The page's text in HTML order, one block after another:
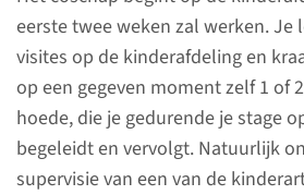
eerste twee weken zal werken. Je
visites op de kinderafdeling en
op een gegeven moment zelf 1 of
hoede, die je gedurende je stage
begeleidt en vervolgt. Natuurlijk
supervisie van een van de
Onderwijs
Coschap bij
Coschap Kindergeneeskunde
Over je coschap